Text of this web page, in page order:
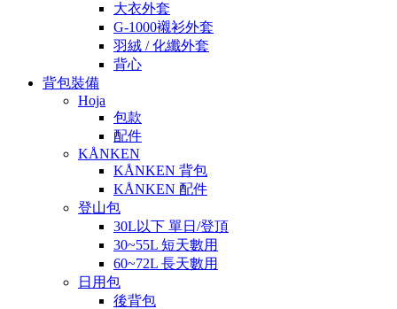
大衣外套
G-1000襯衫外套
羽絨 / 化纖外套
背心
背包裝備
Hoja
包款
配件
KÅNKEN
KÅNKEN 背包
KÅNKEN 配件
登山包
30L以下 單日/登頂
30~55L 短天數用
60~72L 長天數用
日用包
後背包